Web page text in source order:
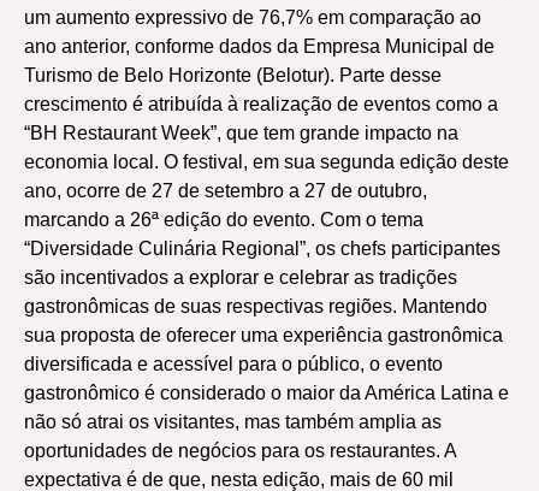
um aumento expressivo de 76,7% em comparação ao
ano anterior, conforme dados da Empresa Municipal de
Turismo de Belo Horizonte (Belotur). Parte desse
crescimento é atribuída à realização de eventos como a
“BH Restaurant Week”, que tem grande impacto na
economia local. O festival, em sua segunda edição deste
ano, ocorre de 27 de setembro a 27 de outubro,
marcando a 26ª edição do evento. Com o tema
“Diversidade Culinária Regional”, os chefs participantes
são incentivados a explorar e celebrar as tradições
gastronômicas de suas respectivas regiões. Mantendo
sua proposta de oferecer uma experiência gastronômica
diversificada e acessível para o público, o evento
gastronômico é considerado o maior da América Latina e
não só atrai os visitantes, mas também amplia as
oportunidades de negócios para os restaurantes. A
expectativa é de que, nesta edição, mais de 60 mil